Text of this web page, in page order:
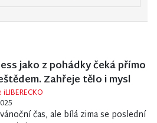
jako z pohádky čeká přímo
Zahřeje tělo i mysl
čas, ale bílá zima se poslední